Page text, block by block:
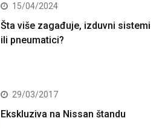
15/04/2024
Šta više zagađuje, izduvni sistemi
ili pneumatici?
29/03/2017
Ekskluziva na Nissan štandu